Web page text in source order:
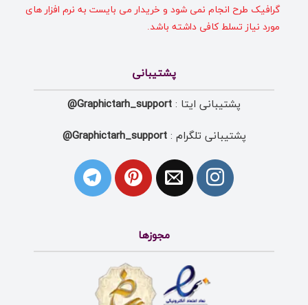
گرافیک طرح انجام نمی شود و خریدار می بایست به نرم افزار های
مورد نیاز تسلط کافی داشته باشد.
پشتیبانی
پشتیبانی ایتا : Graphictarh_support@
پشتیبانی تلگرام :Graphictarh_support@
مجوزها